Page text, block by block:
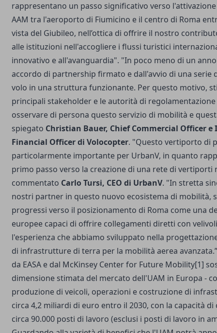
rappresentano un passo significativo verso
AAM tra l'aeroporto di Fiumicino e il centro di Roma
vista del Giubileo, nell’ottica di offrire il nostro
alle istituzioni nell'accogliere i flussi turistici
innovativo e all'avanguardia". "In poco meno di un
accordo di partnership firmato e dall'avvio di una serie
volo in una struttura funzionante. Per questo motivo,
principali stakeholder e le autorità di
osservare di persona questo servizio di mobilità e
spiegato Christian Bauer, Chief Commercial Officer
Financial Officer di Volocopter. "Questo vertiporto di
particolarmente importante per UrbanV, in quanto
primo passo verso la creazione di una rete di vertiporti
commentato Carlo Tursi, CEO di UrbanV. "In stretta
nostri partner in questo nuovo ecosistema di mobilità,
progressi verso il posizionamento di Roma come una
europee capaci di offrire collegamenti diretti con
l'esperienza che abbiamo sviluppato nella
di infrastrutture di terra per la mobilità aerea
da EASA e dal McKinsey Center for Future Mobility[1]
dimensione stimata del mercato dell'UAM in Europa -
produzione di veicoli, operazioni e costruzione di
circa 4,2 miliardi di euro entro il 2030, con la capacità
circa 90.000 posti di lavoro (esclusi i posti di lavoro in